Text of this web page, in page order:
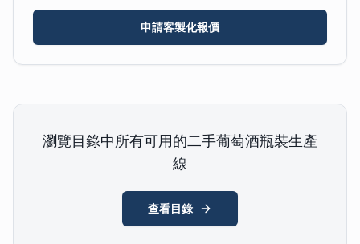
申請客製化報價
瀏覽目錄中所有可用的二手葡萄酒瓶裝生產
線
查看目錄